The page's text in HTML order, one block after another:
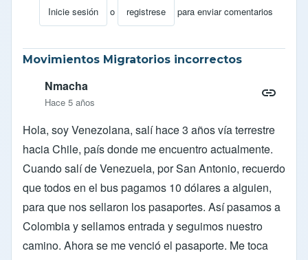
Inicie sesión o registrese para enviar comentarios
En respuesta a PreguntaporMarianalubo
Movimientos Migratorios incorrectos
Nmacha
Hace 5 años
Hola, soy Venezolana, salí hace 3 años vía terrestre
hacia Chile, país donde me encuentro actualmente.
Cuando salí de Venezuela, por San Antonio, recuerdo
que todos en el bus pagamos 10 dólares a alguien,
para que nos sellaron los pasaportes. Así pasamos a
Colombia y sellamos entrada y seguimos nuestro
camino. Ahora se me venció el pasaporte. Me toca